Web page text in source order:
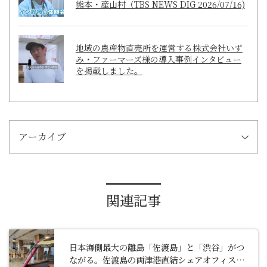
熊本・産山村（TBS NEWS DIG 2026/07/16)
地域の農産物直売所を運営する株式会社いず
み・ファーマーズ様の導入事例インタビュー
を掲載しました。
アーカイブ
関連記事
日本海側最大の離島「佐渡島」と「渋谷」がつ
ながる。佐渡島の両津港直結シェアオフィスに